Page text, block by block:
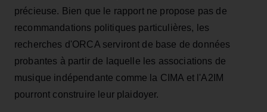
précieuse. Bien que le rapport ne propose pas de
recommandations politiques particulières, les
recherches d'ORCA serviront de base de données
probantes à partir de laquelle les associations de
musique indépendante comme la CIMA et l'A2IM
pourront construire leur plaidoyer.